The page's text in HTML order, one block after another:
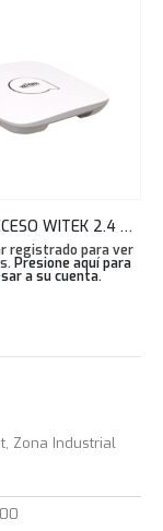
PUNTO ACCESO WITEK 2.4 & 5.8GHZ 1200MBPS INDOOR WIRELESS CEILING CLOUD MANAGED AP LITE WI-AP217-LITE
registrado para ver
Presione aquí para
a su cuenta.
Zona Industrial